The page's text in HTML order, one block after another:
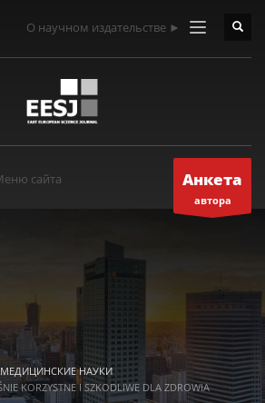
О научном издательстве ►
сайта Анкета
автора
МЕДИЦИНСКИЕ НАУКИ
KORZYSTNE I SZKODLIWE DLA ZDROWIA